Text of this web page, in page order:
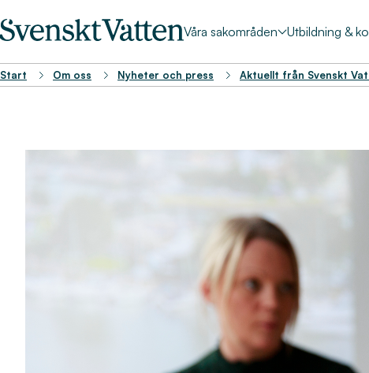
Våra sakområden Utbildning &
Start Om oss Nyheter och press Aktuellt från Svenskt